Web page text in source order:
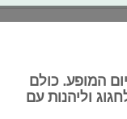
המופע. כולם
וליהנות עם